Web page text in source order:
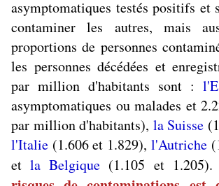
asymptomatiques testés positifs et
contaminer les autres, mais
proportions de personnes
les personnes décédées et
par million d'habitants sont :
asymptomatiques ou malades et
par million d'habitants), la Suisse
l'Italie (1.606 et 1.829), l'Autriche
etla Belgique (1.105 et 1.205).